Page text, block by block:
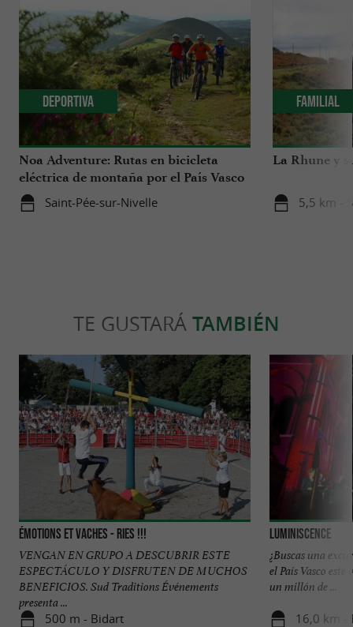
Noa Adventure: Rutas en bicicleta
eléctrica de montaña por el País Vasco
Saint-Pée-sur-Nivelle
Deportiva
La Rhune y
5,5 km -
Familial
TE GUSTARÁ TAMBIÉN
ÉMOTIONS ET VACHES - RIES !!!
VENGAN EN GRUPO A DESCUBRIR ESTE
ESPECTÁCULO Y DISFRUTEN DE MUCHOS
BENEFICIOS. Sud Traditions Événements
presenta ...
500 m - Bidart
LUMINISCENCE
¿Buscas una
el País Vasco
un millón de ...
16,0 km -